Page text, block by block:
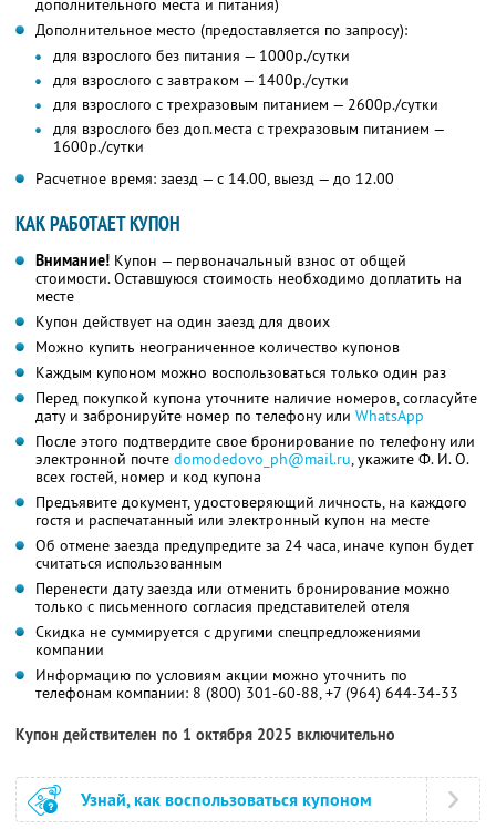
дополнительного места и питания)
Дополнительное место (предоставляется по запросу):
для взрослого без питания — 1000р./сутки
для взрослого с завтраком — 1400р./сутки
для взрослого с трехразовым питанием — 2600р./сутки
для взрослого без доп.места с трехразовым питанием —
1600р./сутки
Расчетное время: заезд — с 14.00, выезд — до 12.00
КАК РАБОТАЕТ КУПОН
Внимание! Купон — первоначальный взнос от общей
стоимости. Оставшуюся стоимость необходимо доплатить на
месте
Купон действует на один заезд для двоих
Можно купить неограниченное количество купонов
Каждым купоном можно воспользоваться только один раз
Перед покупкой купона уточните наличие номеров, согласуйте
дату и забронируйте номер по телефону или WhatsApp
После этого подтвердите свое бронирование по телефону или
электронной почте domodedovo_ph@mail.ru,укажите Ф. И. О.
всех гостей, номер и код купона
Предъявите документ, удостоверяющий личность, на каждого
гостя и распечатанный или электронный купон на месте
Об отмене заезда предупредите за 24 часа, иначе купон будет
считаться использованным
Перенести дату заезда или отменить бронирование можно
только с письменного согласия представителей отеля
Скидка не суммируется с другими спецпредложениями
компании
Информацию по условиям акции можно уточнить по
телефонам компании: 8 (800) 301-60-88, +7 (964) 644-34-33
Купон действителен по 1 октября 2025 включительно
Узнай, как воспользоваться купоном